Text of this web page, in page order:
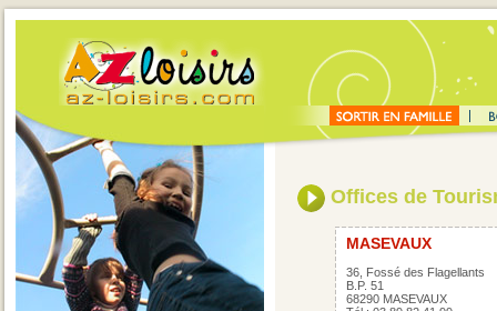
Offices de
MASEVAUX
36, Fossé des Flagellants
B.P. 51
68290 MASEVAUX